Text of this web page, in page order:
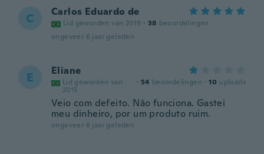
C Carlos Eduardo de
Lid geworden van 2019 · 38 beoordelingen
ongeveer 6 jaar geleden
E Eliane
Lid geworden van
2015
· 54 beoordelingen · 10 uploads
Veio com defeito. Não funciona. Gastei
meu dinheiro, por um produto ruim.
ongeveer 6 jaar geleden